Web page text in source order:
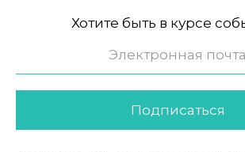
Хотите быть в курсе
Подписаться